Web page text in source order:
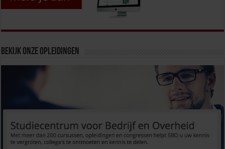
Bekijk onze opleidingen